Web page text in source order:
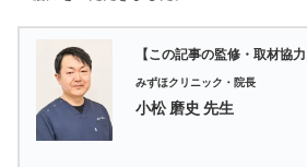
【この記事の監修・取材協力
みずほクリニック・院長
小松 磨史 先生